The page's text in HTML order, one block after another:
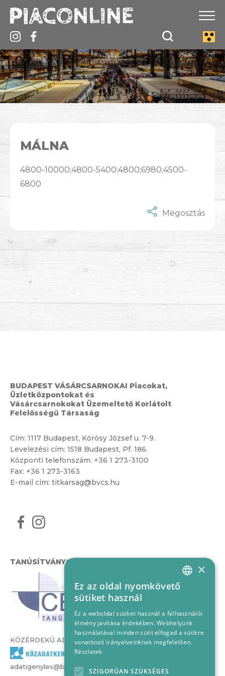
MÁLNA
4800-10000;4800-5400;4800;6980;4500-
6800
Megosztás
BUDAPEST VÁSÁRCSARNOKAI Piacokat,
Üzletközpontokat és
Vásárcsarnokokat Üzemeltető Korlátolt
Felelősségű Társaság
Cím: 1117 Budapest, Kőrösy József u. 7-9.
Levelezési cím: 1518 Budapest, Pf. 186.
Központi telefonszám: +36 1 273-3100
Fax: +36 1 273-3163
E-mail cím: titkarsag@bvcs.hu
TANÚSÍTVÁNYOK
KÖZÉRDEKŰ ADATOK
adatigenyles@bvcs.hu
HUNGARIAN
×
Ez az oldal nyomkövető
sütiket használ
Ez a weboldal sütiket használ a felhasználói
élmény javítása érdekében. Webhelyünk
használatával minden sütit elfogad a sütikre
vonatkozó irányelveinknek megfelelően.
Részletek
SZIGORÚAN SZÜKSÉGES